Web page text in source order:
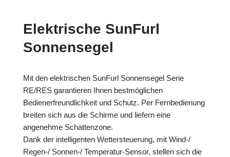
Elektrische SunFurl
Sonnensegel
Mit den elektrischen SunFurl Sonnensegel Serie
RE/RES garantieren Ihnen bestmöglichen
Bedienerfreundlichkeit und Schutz. Per Fernbedienung
breiten sich aus die Schirme und liefern eine
angenehme Schattenzone.
Dank der intelligenten Wettersteuerung, mit Wind-/
Regen-/ Sonnen-/ Temperatur-Sensor, stellen sich die